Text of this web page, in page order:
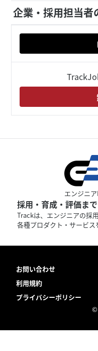
企業・採用担当者
エンジニ
採用・育成・評価ま
Trackは、エンジニアの採
各種プロダクト・サービス
お問い合わせ
利用規約
プライバシーポリシー
©